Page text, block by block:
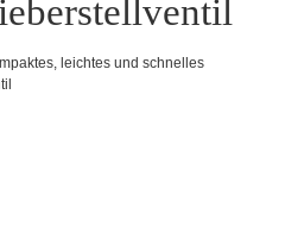
leichtes und schnelles